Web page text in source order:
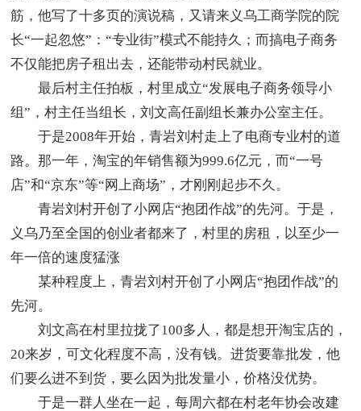
筋，他写了十多页的演说稿，又请来义乌工商学院的院
长“一起忽悠”：“专业街”模式不能持久；而搞电子商务
不仅能把房子租出去，还能带动村民就业。
最后村主任拍板，村里成立“发展电子商务领导小
组”，村主任当组长，刘文高任副组长兼办公室主任。
于是2008年开始，青岩刘村走上了电商专业村的道
路。那一年，淘宝的年销售额为999.6亿元，而“一号
店”和“京东”等“网上商场”，才刚刚起步不久。
青岩刘村开创了小网店“抱团作战”的先河。于是，
义乌乃至全国的创业者都来了，村里的房租，以至少一
年一倍的速度猛涨
某种程度上，青岩刘村开创了小网店“抱团作战”的
先河。
刘文高在村里拉拢了100多人，都是想开淘宝店的，
20来岁，可文化程度不高，没有钱。进货要靠批发，他
们要么进不到货，要么因为批发量小，价格没优势。
于是一群人坐在一起，每周六都在村老年协会改建